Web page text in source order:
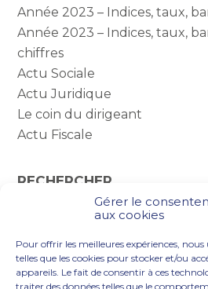
Gérer le
aux cookies
Pour offrir les meilleures expériences,
telles que les cookies pour stocker et/ou
appareils. Le fait de consentir à ces
traiter des données telles que le
Année 2023 – Indices, taux,
Année 2023 – Indices, taux,
chiffres
Actu Sociale
Actu Juridique
Le coin du dirigeant
Actu Fiscale
RECHERCHER
Rechercher :